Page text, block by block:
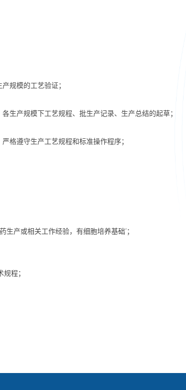
规模的工艺验证；
生产规模下工艺规程、批生产记录、生产总结的起草；
格遵守生产工艺规程和标准操作程序；
产或相关工作经验，有细胞培养基础‘；
程；